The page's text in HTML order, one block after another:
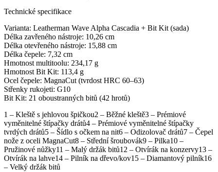
Technické specifikace
Varianta: Leatherman Wave Alpha Cascadia + Bit Kit (sada)
Délka zavřeného nástroje: 10,26 cm
Délka otevřeného nástroje: 15,88 cm
Délka čepele: 7,32 cm
Hmotnost multitoolu: 234,17 g
Hmotnost Bit Kit: 113,4 g
Ocel čepele: MagnaCut (tvrdost HRC 60–63)
Střenky rukojeti: G10
Bit Kit: 21 oboustranných bitů (42 hrotů)
1 – Kleště s jehlovou špičkou2 – Běžné kleště3 – Prémiové
vyměnitelné štípačky drátů4 – Prémiové vyměnitelné štípačky
tvrdých drátů5 – Šídlo s očkem na nit6 – Odizolovač drátů7 – Čepel
nože z oceli MagnaCut8 – Střední šroubovák9 – Pilka10 –
Pružinové nůžky11 – Malý držák bitů12 – Otvírák na konzervy13 –
Otvírák na lahve14 – Pilník na dřevo/kov15 – Diamantový pilník16
– Velký držák bitů